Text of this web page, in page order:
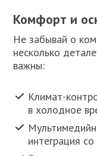
Комфорт и
Не забывай о
несколько
важны:
Климат-
в холодное
интеграция